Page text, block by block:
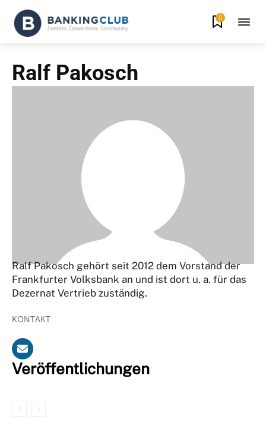
0
Ralf Pakosch
Ralf Pakosch gehört seit 2012 dem Vorstand der
Frankfurter Volksbank an und ist dort u. a. für das
Dezernat Vertrieb zuständig.
KONTAKT
Veröffentlichungen